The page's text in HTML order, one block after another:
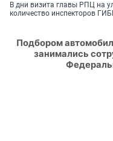
В дни визита главы РПЦ на
количество инспекторов
Подбором
занимались